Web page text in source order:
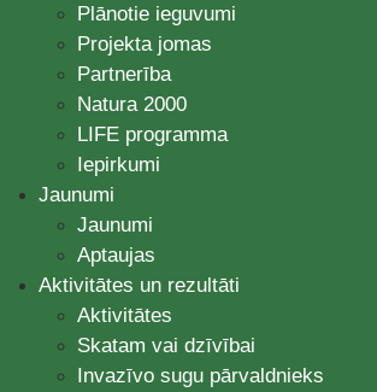
Plānotie ieguvumi
Projekta jomas
Partnerība
Natura 2000
LIFE programma
Iepirkumi
Jaunumi
Jaunumi
Aptaujas
Aktivitātes un rezultāti
Aktivitātes
Skatam vai dzīvībai
Invazīvo sugu pārvaldnieks